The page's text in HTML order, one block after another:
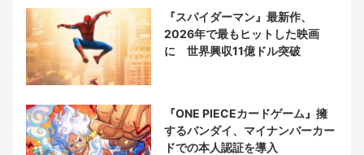
『スパイダーマン』最新作、
2026年で最もヒットした映画
に 世界興収11億ドル突破
『ONE PIECEカードゲーム』擁
するバンダイ、マイナンバーカー
ドでの本人認証を導入